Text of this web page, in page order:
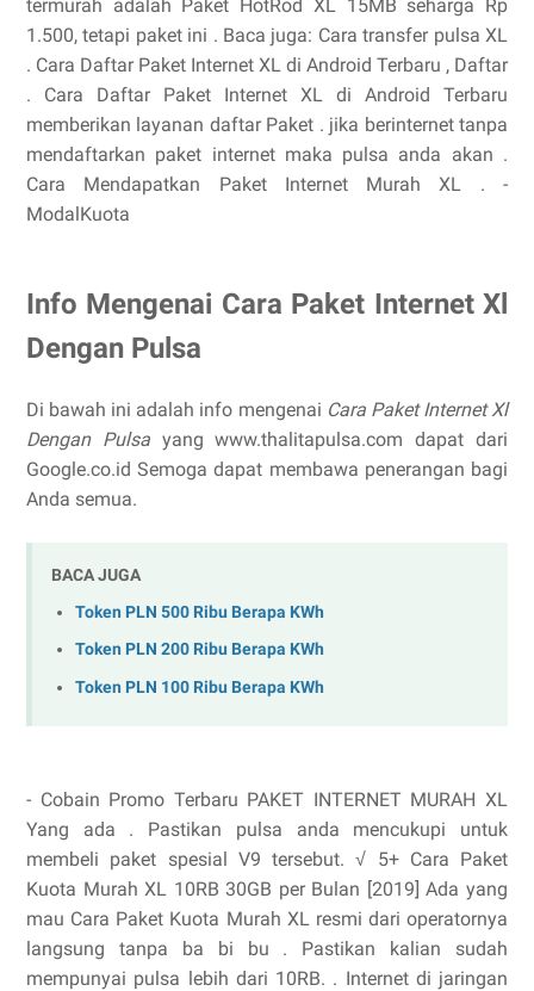
termurah adalah Paket HotRod XL 15MB seharga Rp
1.500, tetapi paket ini . Baca juga: Cara transfer pulsa XL
. Cara Daftar Paket Internet XL di Android Terbaru , Daftar
. Cara Daftar Paket Internet XL di Android Terbaru
memberikan layanan daftar Paket . jika berinternet tanpa
mendaftarkan paket internet maka pulsa anda akan .
Cara Mendapatkan Paket Internet Murah XL . -
ModalKuota
Info Mengenai Cara Paket Internet Xl
Dengan Pulsa
Di bawah ini adalah info mengenai Cara Paket Internet Xl
Dengan Pulsa yang www.thalitapulsa.com dapat dari
Google.co.id Semoga dapat membawa penerangan bagi
Anda semua.
BACA JUGA
Token PLN 500 Ribu Berapa KWh
Token PLN 200 Ribu Berapa KWh
Token PLN 100 Ribu Berapa KWh
- Cobain Promo Terbaru PAKET INTERNET MURAH XL
Yang ada . Pastikan pulsa anda mencukupi untuk
membeli paket spesial V9 tersebut. √ 5+ Cara Paket
Kuota Murah XL 10RB 30GB per Bulan [2019] Ada yang
mau Cara Paket Kuota Murah XL resmi dari operatornya
langsung tanpa ba bi bu . Pastikan kalian sudah
mempunyai pulsa lebih dari 10RB. . Internet di jaringan